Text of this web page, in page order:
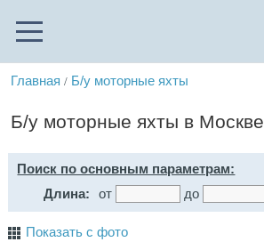
Главная / Б/у моторные яхты
Б/у моторные яхты в Москве
Поиск по основным параметрам:
Длина:
от до
Показать с фото